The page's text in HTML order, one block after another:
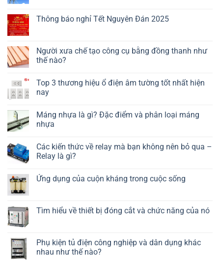
Thông báo nghỉ Tết Nguyên Đán 2025
Người xưa chế tạo công cụ bằng đồng thanh như
thế nào?
Top 3 thương hiệu ổ điện âm tường tốt nhất hiện
nay
Máng nhựa là gì? Đặc điểm và phân loại máng
nhựa
Các kiến thức về relay mà bạn không nên bỏ qua –
Relay là gì?
Ứng dụng của cuộn kháng trong cuộc sống
Tìm hiểu về thiết bị đóng cắt và chức năng của nó
Phụ kiện tủ điện công nghiệp và dân dụng khác
nhau như thế nào?